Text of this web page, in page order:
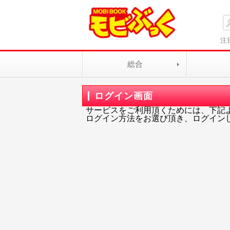
注
総合
ログイン画面
サービスをご利用頂くためには、下記
ログイン方法をお選び頂き、ログイン